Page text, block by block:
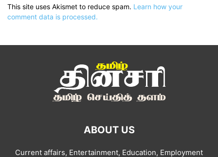
This site uses Akismet to reduce spam. Learn how your
comment data is processed.
ABOUT US
Current affairs, Entertainment, Education, Employment